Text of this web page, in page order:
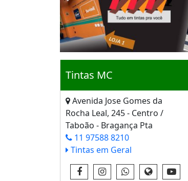
Tintas MC
Avenida Jose Gomes da
Rocha Leal, 245 - Centro /
Taboão - Bragança Pta
11 97588 8210
Tintas em Geral